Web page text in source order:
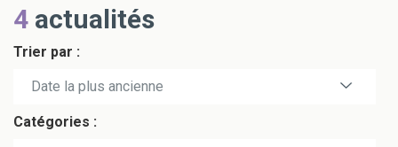
4 actualités
Trier par :
Date la plus récente
Date la plus ancienne
Catégories :